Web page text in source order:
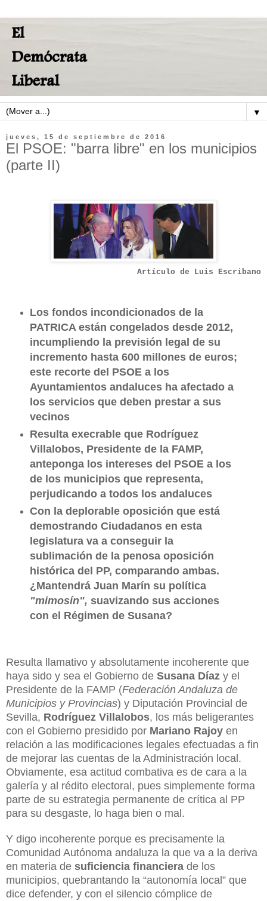
▼
jueves, 15 de septiembre de 2016
El PSOE: "barra libre" en los municipios
(parte II)
Artículo de Luis Escribano
Los fondos incondicionados de la
PATRICA están congelados desde 2012,
incumpliendo la previsión legal de su
incremento hasta 600 millones de euros;
este recorte del PSOE a los
Ayuntamientos andaluces ha afectado a
los servicios que deben prestar a sus
vecinos
Resulta execrable que Rodríguez
Villalobos, Presidente de la FAMP,
anteponga los intereses del PSOE a los
de los municipios que representa,
perjudicando a todos los andaluces
Con la deplorable oposición que está
demostrando Ciudadanos en esta
legislatura va a conseguir la
sublimación de la penosa oposición
histórica del PP, comparando ambas.
¿Mantendrá Juan Marín su política
"mimosín", suavizando sus acciones
con el Régimen de Susana?
Resulta llamativo y absolutamente incoherente que
haya sido y sea el Gobierno de Susana Díaz y el
Presidente de la FAMP (Federación Andaluza de
Municipios y Provincias) y Diputación Provincial de
Sevilla, Rodríguez Villalobos, los más beligerantes
con el Gobierno presidido por Mariano Rajoy en
relación a las modificaciones legales efectuadas a fin
de mejorar las cuentas de la Administración local.
Obviamente, esa actitud combativa es de cara a la
galería y al rédito electoral, pues simplemente forma
parte de su estrategia permanente de crítica al PP
para su desgaste, lo haga bien o mal.
Y digo incoherente porque es precisamente la
Comunidad Autónoma andaluza la que va a la deriva
en materia de suficiencia financiera de los
municipios, quebrantando la “autonomía local” que
dice defender, y con el silencio cómplice de